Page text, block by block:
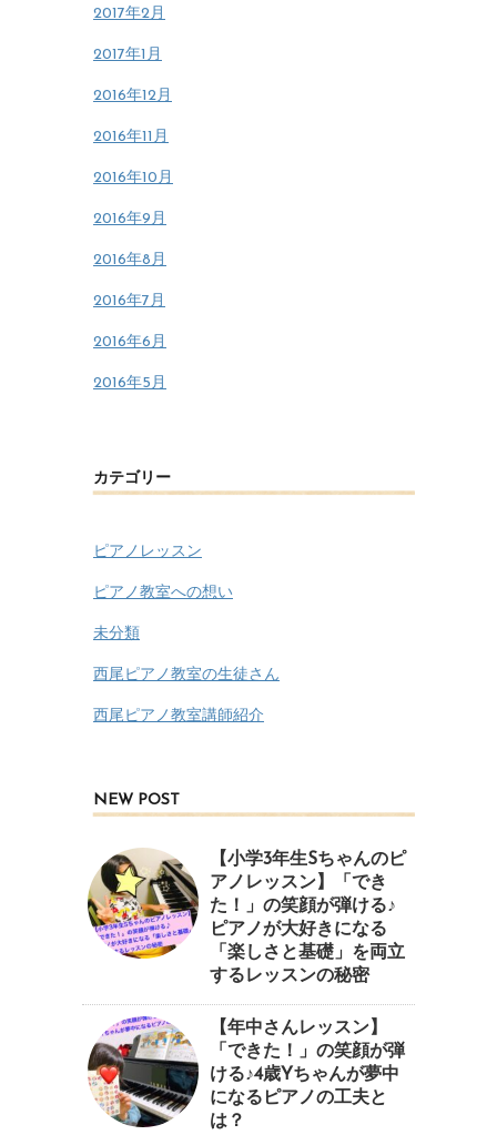
2017年2月
2017年1月
2016年12月
2016年11月
2016年10月
2016年9月
2016年8月
2016年7月
2016年6月
2016年5月
カテゴリー
ピアノレッスン
ピアノ教室への想い
未分類
西尾ピアノ教室の生徒さん
西尾ピアノ教室講師紹介
NEW POST
【小学3年生Sちゃんのピ
アノレッスン】「でき
た！」の笑顔が弾ける♪
ピアノが大好きになる
「楽しさと基礎」を両立
するレッスンの秘密
【年中さんレッスン】
「できた！」の笑顔が弾
ける♪4歳Yちゃんが夢中
になるピアノの工夫と
は？